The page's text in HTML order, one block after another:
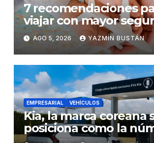
7 recomendaciones
viajar con mayor
dentro y fuera del
AGO 5, 2026 YAZMÍN BUSTÁN
EMPRESARIAL VEHÍCULOS
Kia, la marca coreana
posiciona como la
uno en ventas de